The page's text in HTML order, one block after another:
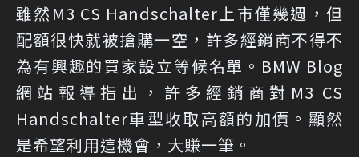
雖然M3 CS Handschalter上市僅幾週，但
配額很快就被搶購一空，許多經銷商不得不
為有興趣的買家設立等候名單。BMW Blog
網站報導指出，許多經銷商對M3 CS
Handschalter車型收取高額的加價。顯然
是希望利用這機會，大賺一筆。